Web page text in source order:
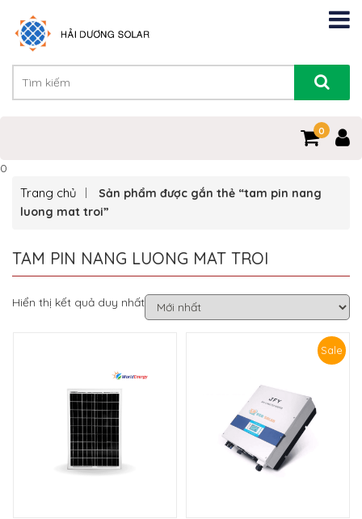
0
0
Trang chủ
Sản phẩm được gắn thẻ “tam pin nang
luong mat troi”
TAM PIN NANG LUONG MAT TROI
Hiển thị kết quả duy nhất
Sale